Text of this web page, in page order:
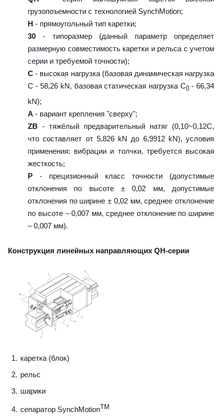
грузопоъемности с технологией SynchMotion;
H - прямоугольный тип каретки;
30 - типоразмер (данный параметр определяет
размерную совместимость каретки и рельса с учетом
серии и требуемой точности);
C - высокая нагрузка (базовая динамическая нагрузка
C - 58,26 kN, базовая статическая нагрузка С0- 66,34
kN);
A - вариант крепления "сверху";
ZB - тяжёлый предварительный натяг (0,10~0,12C,
что составляет от 5,826 kN до 6,9912 kN), условия
применения: вибрации и толчки, требуется высокая
жесткость;
P - прецизионный класс точности (допустимые
отклонения по высоте ± 0,02 мм, допустимые
отклонения по ширине ± 0,02 мм, среднее отклонение
по высоте – 0,007 мм, среднее отклонение по ширине
– 0,007 мм).
Конструкция линейных направляющих QН-серии
каретка (блок)
рельс
шарики
сепаратор SynchMotionTM